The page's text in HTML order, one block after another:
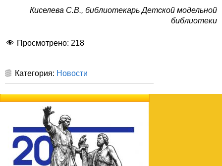
Киселева С.В., библиотекарь Детской модельной
библиотеки
Просмотрено: 218
Категория: Новости